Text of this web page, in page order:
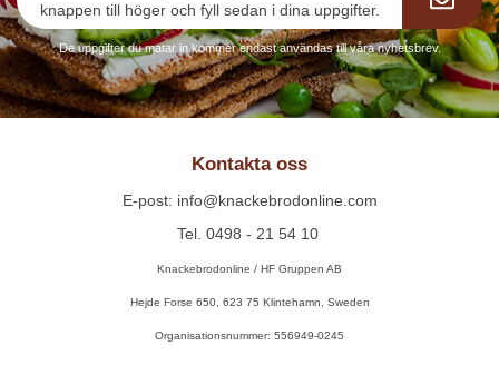
knappen till höger och fyll sedan i dina uppgifter.
De uppgifter du matar in kommer endast användas till våra nyhetsbrev.
Kontakta oss
E-post: info@knackebrodonline.com
Tel. 0498 - 21 54 10
Knackebrodonline / HF Gruppen AB
Hejde Forse 650, 623 75 Klintehamn, Sweden
Organisationsnummer: 556949-0245